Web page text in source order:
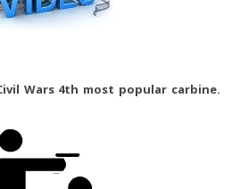
Wars 4th most popular carbine.